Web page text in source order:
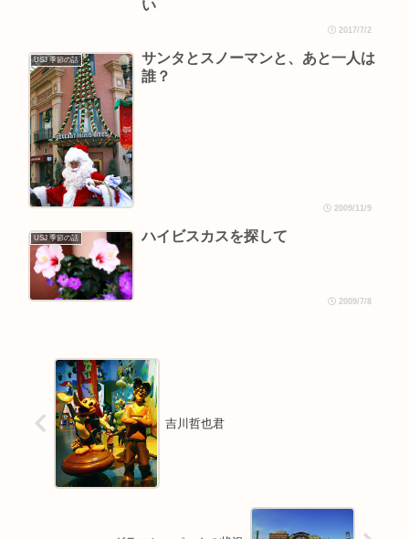
い
2017/7/2
USJ 季節の話
サンタとスノーマンと、あと一人は
誰？
2009/11/9
USJ 季節の話 ハイビスカスを探して
2009/7/8
吉川哲也君